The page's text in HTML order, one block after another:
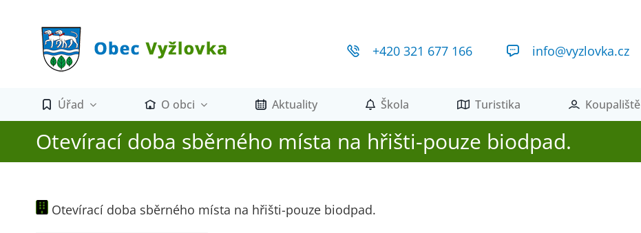
+420 321 677 166 info@vyzlovka.cz
Úřad O obci Aktuality Škola Turistika Koupaliště
Otevírací doba sběrného místa na hřišti-pouze biodpad.
Otevírací doba sběrného místa na hřišti-pouze biodpad.